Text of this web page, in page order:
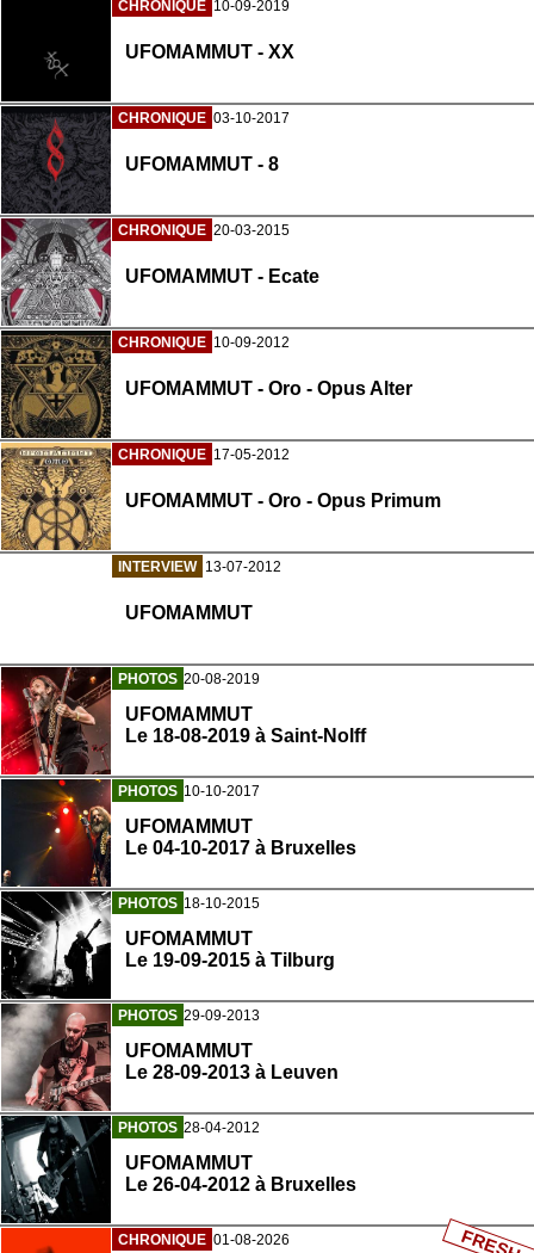
CHRONIQUE 10-09-2019
UFOMAMMUT - XX
CHRONIQUE 03-10-2017
UFOMAMMUT - 8
CHRONIQUE 20-03-2015
UFOMAMMUT - Ecate
CHRONIQUE 10-09-2012
UFOMAMMUT - Oro - Opus Alter
CHRONIQUE 17-05-2012
UFOMAMMUT - Oro - Opus Primum
INTERVIEW 13-07-2012
UFOMAMMUT
PHOTOS 20-08-2019
UFOMAMMUT
Le 18-08-2019 à Saint-Nolff
PHOTOS 10-10-2017
UFOMAMMUT
Le 04-10-2017 à Bruxelles
PHOTOS 18-10-2015
UFOMAMMUT
Le 19-09-2015 à Tilburg
PHOTOS 29-09-2013
UFOMAMMUT
Le 28-09-2013 à Leuven
PHOTOS 28-04-2012
UFOMAMMUT
Le 26-04-2012 à Bruxelles
CHRONIQUE 01-08-2026